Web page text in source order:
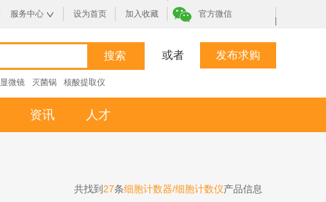
服务中心 设为首页 加入收藏 官方微信
显微镜 灭菌锅 核酸提取仪
或者 发布求购
资讯 人才
共找到 27条细胞计数器/细胞计数仪产品信息